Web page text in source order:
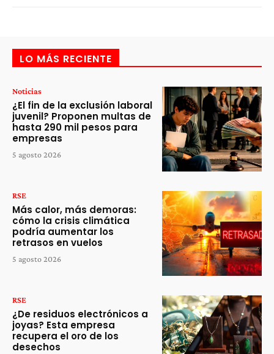
LO MÁS RECIENTE
Noticias
¿El fin de la exclusión laboral
juvenil? Proponen multas de
hasta 290 mil pesos para
empresas
5 agosto 2026
RSE
Más calor, más demoras:
cómo la crisis climática
podría aumentar los
retrasos en vuelos
5 agosto 2026
RSE
¿De residuos electrónicos a
joyas? Esta empresa
recupera el oro de los
desechos